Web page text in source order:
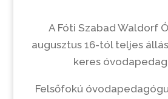
A Fóti Szabad Waldorf
augusztus 16-tól teljes
keres
Felsőfokú